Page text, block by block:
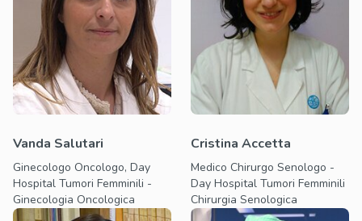
Vanda Salutari
Ginecologo Oncologo, Day
Hospital Tumori Femminili -
Ginecologia Oncologica
Cristina Accetta
Medico Chirurgo Senologo -
Day Hospital Tumori Femminili
Chirurgia Senologica